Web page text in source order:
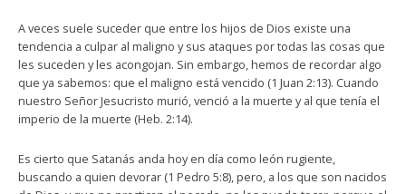
A veces suele suceder que entre los hijos de Dios existe una
tendencia a culpar al maligno y sus ataques por todas las cosas que
les suceden y les acongojan. Sin embargo, hemos de recordar algo
que ya sabemos: que el maligno está vencido (1 Juan 2:13). Cuando
nuestro Señor Jesucristo murió, venció a la muerte y al que tenía el
imperio de la muerte (Heb. 2:14).
Es cierto que Satanás anda hoy en día como león rugiente,
buscando a quien devorar (1 Pedro 5:8), pero, a los que son nacidos